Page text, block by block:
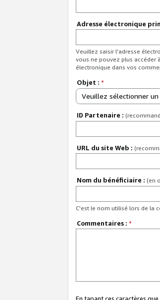
Adresse électronique
Veuillez saisir l'adresse
vous ne pouvez plus accéder
électronique dans vos
Objet : *
Veuillez sélectionner
ID Partenaire :
URL du site Web :
Nom du bénéficiaire : (en
C'est le nom utilisé lors de la
Commentaires : *